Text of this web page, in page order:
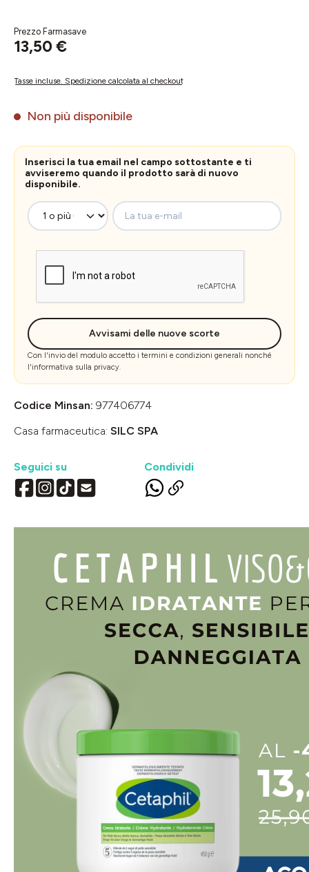
Prezzo Farmasave
13,50 €
Tasse incluse. Spedizione calcolata al checkout
Non più disponibile
Inserisci la tua email nel campo sottostante e ti
avviseremo quando il prodotto sarà di nuovo
disponibile.
La tua e-mail
Avvisami delle nuove scorte
Con l'invio del modulo accetto i termini e condizioni generali nonché
l'informativa sulla privacy.
Codice Minsan: 977406774
Casa farmaceutica: SILC SPA
Seguici su Condividi